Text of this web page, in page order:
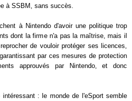
à SSBM, sans succès.
à Nintendo d'avoir une politique trop
dont la firme n'a pas la maîtrise, mais il
de vouloir protéger ses licences,
par ces mesures de protection
approuvés par Nintendo, et donc
: le monde de l'eSport semble